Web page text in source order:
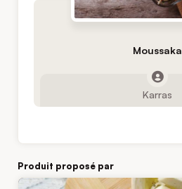
Moussaka
Karras
Produit proposé par